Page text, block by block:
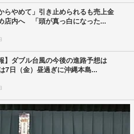
らやめて」引き止められるも売上金
店内へ 「頭が真っ白になった...
】ダブル台風の今後の進路予想は
7日（金）昼過ぎに沖縄本島...